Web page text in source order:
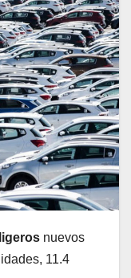
nuevos
11.4